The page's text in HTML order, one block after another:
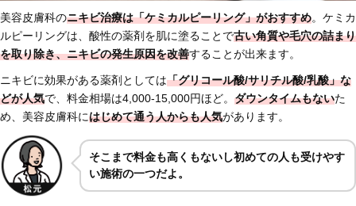
美容皮膚科のニキビ治療は「ケミカルピーリング」がおすすめ。ケミカ
ルピーリングは、酸性の薬剤を肌に塗ることで古い角質や毛穴の詰まり
を取り除き、ニキビの発生原因を改善することが出来ます。
ニキビに効果がある薬剤としては「グリコール酸/サリチル酸/乳酸」な
どが人気で、料金相場は4,000-15,000円ほど。 ダウンタイムもないた
め、美容皮膚科にはじめて通う人からも人気があります。
そこまで料金も高くもないし初めての人も受けやす
い施術の一つだよ。